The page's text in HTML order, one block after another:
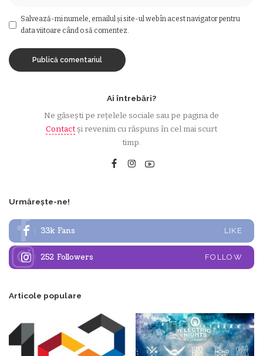
Salvează-mi numele, emailul și site-ul web în acest navigator pentru
data viitoare când o să comentez.
Ai întrebări?
Ne găsești pe rețelele sociale sau pe pagina de
Contactși revenim cu răspuns în cel mai scurt
timp.
Urmărește-ne!
33k Fans LIKE
252 Followers FOLLOW
Articole populare